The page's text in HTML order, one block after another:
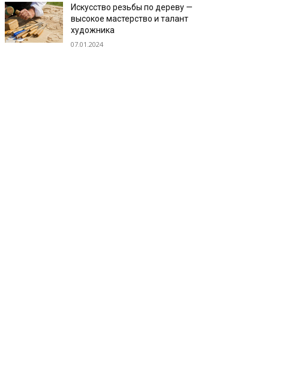
Искусство резьбы по дереву —
высокое мастерство и талант
художника
07.01.2024